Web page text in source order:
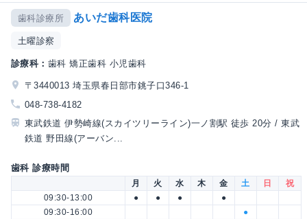
歯科診療所 あいだ歯科医院
土曜診察
診療科： 歯科 矯正歯科 小児歯科
〒3440013 埼玉県春日部市銚子口346-1
048-738-4182
東武鉄道 伊勢崎線(スカイツリーライン)一ノ割駅 徒歩 20分 / 東武
鉄道 野田線(アーバン...
歯科 診療時間
月 火 水 木 金 土 日
祝
09:30-13:00
● ● ●
●
09:30-16:00
●